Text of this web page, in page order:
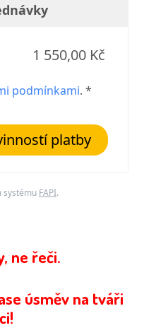
1 550,00 Kč
podmínkami. *
platby
systému FAPI.
ne řeči.
úsměv na tváři